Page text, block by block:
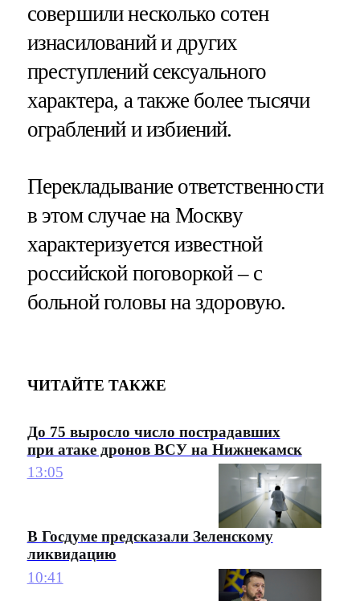
совершили несколько сотен
изнасилований и других
преступлений сексуального
характера, а также более тысячи
ограблений и избиений.
Перекладывание ответственности
в этом случае на Москву
характеризуется известной
российской поговоркой – с
больной головы на здоровую.
ЧИТАЙТЕ ТАКЖЕ
До 75 выросло число пострадавших
при атаке дронов ВСУ на Нижнекамск
13:05
В Госдуме предсказали Зеленскому
ликвидацию
10:41